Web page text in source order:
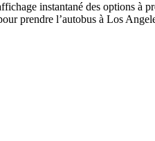
instantané des options à
prendre l’autobus à Los